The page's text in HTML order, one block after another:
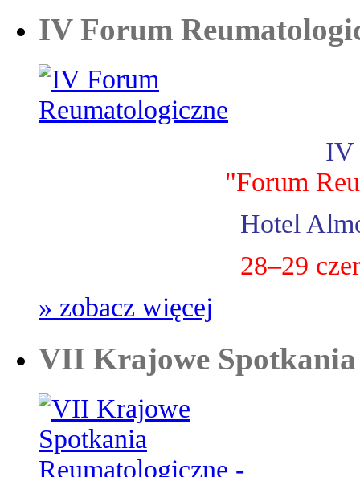
IV Forum
IV
"Forum
Hotel
28–29
» zobacz więcej
VII Krajowe Spotkania